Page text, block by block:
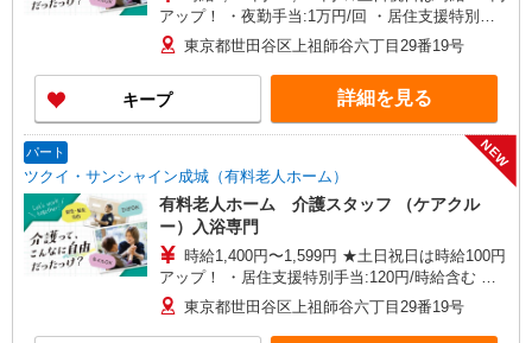
アップ！ ・夜勤手当:1万円/回 ・居住支援特別手
当:120円/時給含む ※給与幅は資格・経験等による
東京都世田谷区上祖師谷六丁目29番19号
キープ 詳細を見る
パート
ツクイ・サンシャイン成城（有料老人ホーム）
NEW
有料老人ホーム 介護スタッフ （ケアクル
ー）入浴専門
時給1,400円〜1,599円 ★土日祝日は時給100円
アップ！ ・居住支援特別手当:120円/時給含む ※
給与幅は資格・経験等による
東京都世田谷区上祖師谷六丁目29番19号